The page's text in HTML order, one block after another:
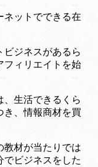
ネットでできる在
ビジネスがあるら
フィリエイトを始
、生活できるくら
き、情報商材を買
教材が当たりでは
でビジネスをした